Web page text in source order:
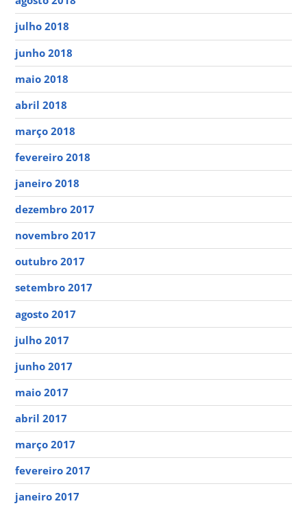
julho 2018
junho 2018
maio 2018
abril 2018
março 2018
fevereiro 2018
janeiro 2018
dezembro 2017
novembro 2017
outubro 2017
setembro 2017
agosto 2017
julho 2017
junho 2017
maio 2017
abril 2017
março 2017
fevereiro 2017
janeiro 2017